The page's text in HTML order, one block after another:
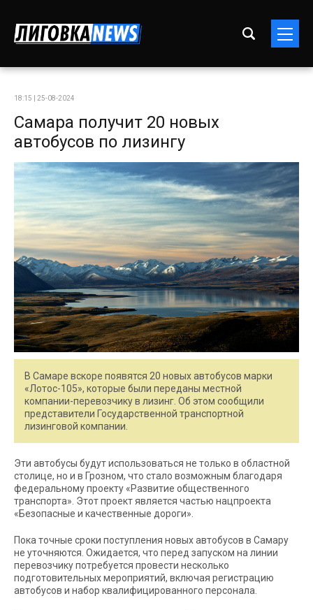
18:15 | 25-08-2024
Самара получит 20 новых
автобусов по лизингу
В Самаре вскоре появятся 20 новых автобусов марки
«Лотос-105», которые были переданы местной
компании-перевозчику в лизинг. Об этом сообщили
представители Государственной транспортной
лизинговой компании.
Эти автобусы будут использоваться не только в областной
столице, но и в Грозном, что стало возможным благодаря
федеральному проекту «Развитие общественного
транспорта». Этот проект является частью нацпроекта
«Безопасные и качественные дороги».
Пока точные сроки поступления новых автобусов в Самару
не уточняются. Ожидается, что перед запуском на линии
перевозчику потребуется провести несколько
подготовительных мероприятий, включая регистрацию
автобусов и набор квалифицированного персонала.